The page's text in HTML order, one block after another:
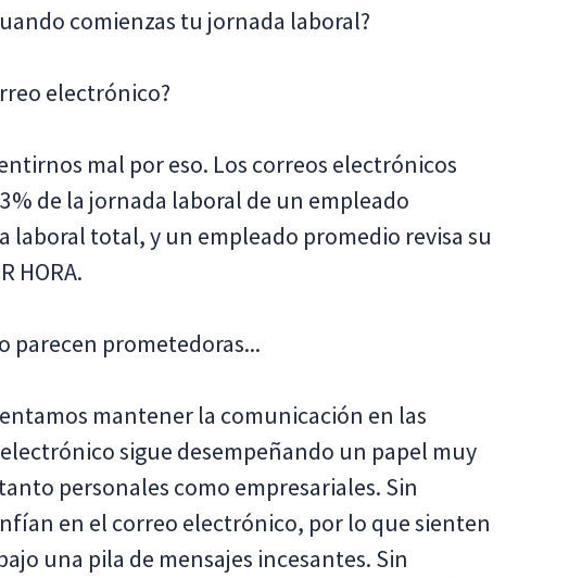
comienzas tu jornada laboral?
electrónico?
mal por eso. Los correos electrónicos
de la jornada laboral de un empleado
laboral total, y un empleado promedio revisa su
HORA.
parecen prometedoras...
mantener la comunicación en las
sigue desempeñando un papel muy
personales como empresariales. Sin
en el correo electrónico, por lo que sienten
una pila de mensajes incesantes. Sin